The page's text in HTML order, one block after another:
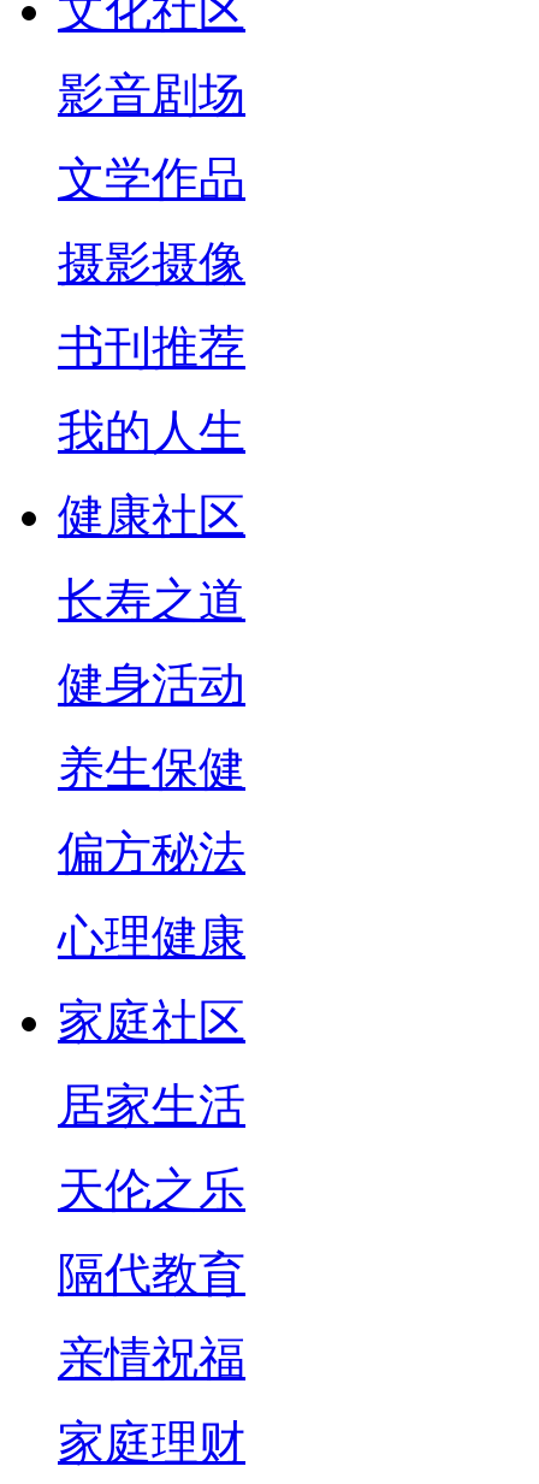
影音剧场
文学作品
摄影摄像
书刊推荐
我的人生
健康社区
长寿之道
健身活动
养生保健
偏方秘法
心理健康
家庭社区
居家生活
天伦之乐
隔代教育
亲情祝福
家庭理财